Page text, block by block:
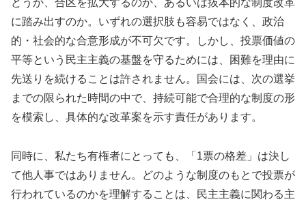
に踏み出すのか。いずれの選択肢も容易ではなく、政治
的・社会的な合意形成が不可欠です。しかし、投票価値の
平等という民主主義の基盤を守るためには、困難を理由に
先送りを続けることは許されません。国会には、次の選挙
までの限られた時間の中で、持続可能で合理的な制度の形
を模索し、具体的な改革案を示す責任があります。
同時に、私たち有権者にとっても、「1票の格差」は決し
て他人事ではありません。どのような制度のもとで投票が
行われているのかを理解することは、民主主義に関わる主